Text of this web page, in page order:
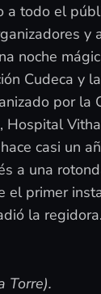
a todo el
y
noche
Cudeca y
por la
Hospital
casi un
a una
el primer
la regidora.
Torre).